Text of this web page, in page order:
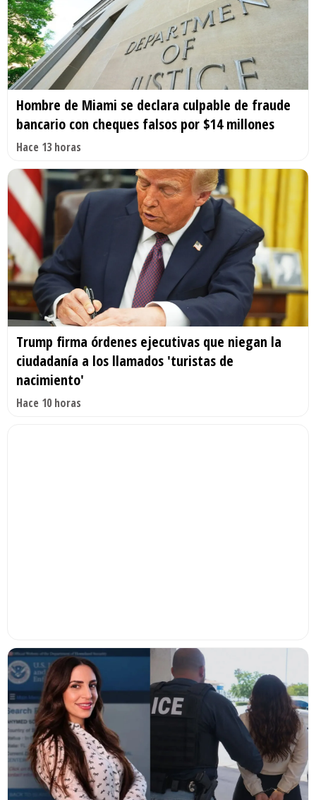
Hombre de Miami se declara culpable de fraude
bancario con cheques falsos por $14 millones
Hace 13 horas
Trump firma órdenes ejecutivas que niegan la
ciudadanía a los llamados 'turistas de
nacimiento'
Hace 10 horas